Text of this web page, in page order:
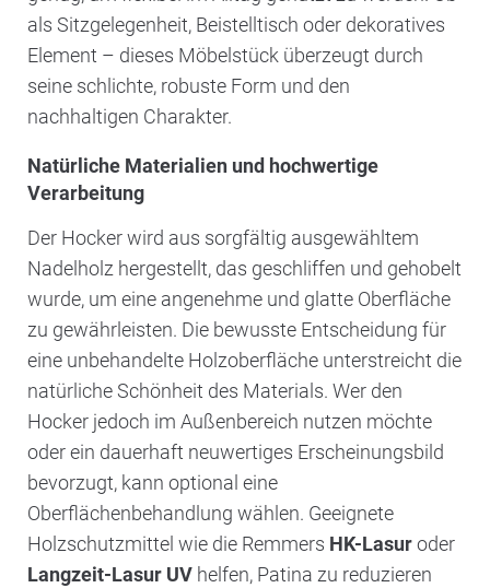
als Sitzgelegenheit, Beistelltisch oder dekoratives
Element – dieses Möbelstück überzeugt durch
seine schlichte, robuste Form und den
nachhaltigen Charakter.
Natürliche Materialien und hochwertige
Verarbeitung
Der Hocker wird aus sorgfältig ausgewähltem
Nadelholz hergestellt, das geschliffen und gehobelt
wurde, um eine angenehme und glatte Oberfläche
zu gewährleisten. Die bewusste Entscheidung für
eine unbehandelte Holzoberfläche unterstreicht die
natürliche Schönheit des Materials. Wer den
Hocker jedoch im Außenbereich nutzen möchte
oder ein dauerhaft neuwertiges Erscheinungsbild
bevorzugt, kann optional eine
Oberflächenbehandlung wählen. Geeignete
Holzschutzmittel wie die Remmers HK-Lasuroder
Langzeit-Lasur UV helfen, Patina zu reduzieren